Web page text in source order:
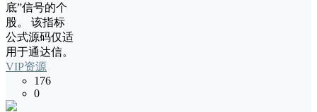
底”信号的个
股。 该指标
公式源码仅适
用于通达信。
VIP资源
176
0